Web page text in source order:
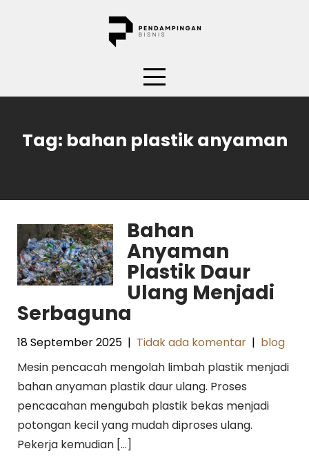
Tag: bahan plastik anyaman
Bahan
Anyaman
Plastik Daur
Ulang Menjadi
Serbaguna
18 September 2025 | Tidak ada komentar | blog
Mesin pencacah mengolah limbah plastik menjadi
bahan anyaman plastik daur ulang. Proses
pencacahan mengubah plastik bekas menjadi
potongan kecil yang mudah diproses ulang.
Pekerja kemudian […]